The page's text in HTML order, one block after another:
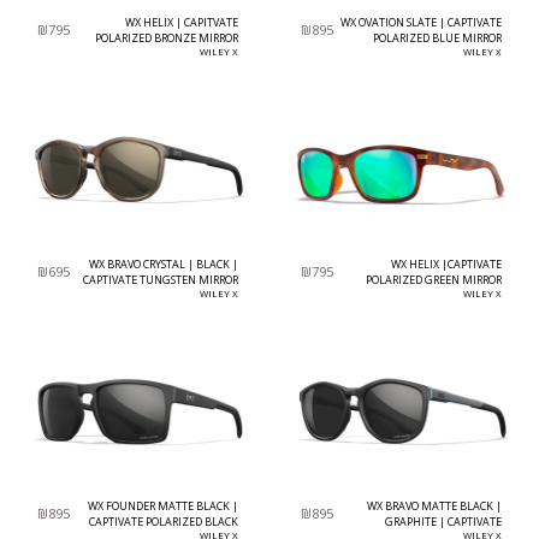
WX OVATION SLATE | CAPTIVATE
POLARIZED BLUE MIRROR
₪895
WILEY X
WX HELIX | CAPITVATE
POLARIZED BRONZE MIRROR
₪795
WILEY X
WX HELIX |CAPTIVATE
POLARIZED GREEN MIRROR
₪795
WILEY X
WX BRAVO CRYSTAL | BLACK |
CAPTIVATE TUNGSTEN MIRROR
₪695
WILEY X
WX BRAVO MATTE BLACK |
GRAPHITE | CAPTIVATE
₪895
WILEY X
WX FOUNDER MATTE BLACK |
CAPTIVATE POLARIZED BLACK
₪895
WILEY X